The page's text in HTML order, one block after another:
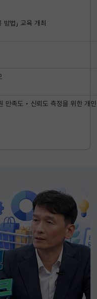
법」 교육 개최
만족도‧신뢰도 측정을 위한 개